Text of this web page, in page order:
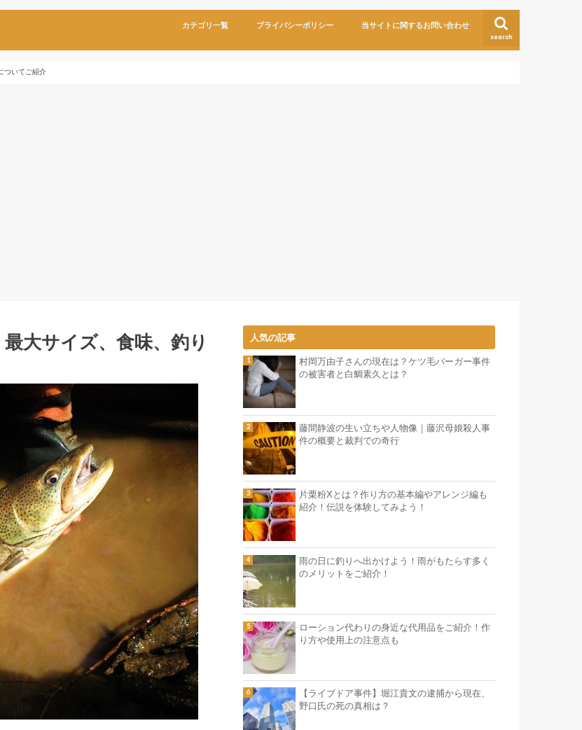
search
カテゴリ一覧 プライバシーポリシー 当サイトに関するお問い合わせ
ついてご紹介
大サイズ、食味、釣り
人気の記事
村岡万由子さんの現在は？ケツ毛バーガー事件
の被害者と白鯛素久とは？
藤間静波の生い立ちや人物像｜藤沢母娘殺人事
件の概要と裁判での奇行
片栗粉Xとは？作り方の基本編やアレンジ編も
紹介！伝説を体験してみよう！
雨の日に釣りへ出かけよう！雨がもたらす多く
のメリットをご紹介！
ローション代わりの身近な代用品をご紹介！作
り方や使用上の注意点も
【ライブドア事件】堀江貴文の逮捕から現在、
野口氏の死の真相は？